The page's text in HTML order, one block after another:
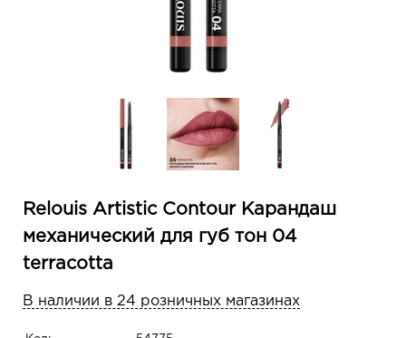
Relouis Artistic Contour Карандаш
механический для губ тон 04
terracotta
В наличии в 24 розничных магазинах